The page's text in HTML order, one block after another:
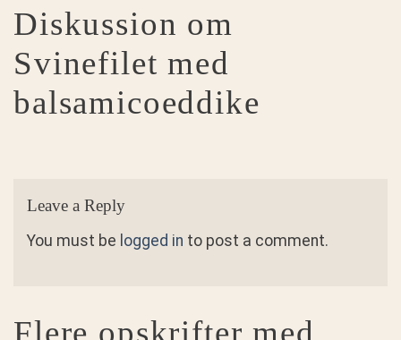
Diskussion om
Svinefilet med
balsamicoeddike
Leave a Reply
You must be logged in to post a comment.